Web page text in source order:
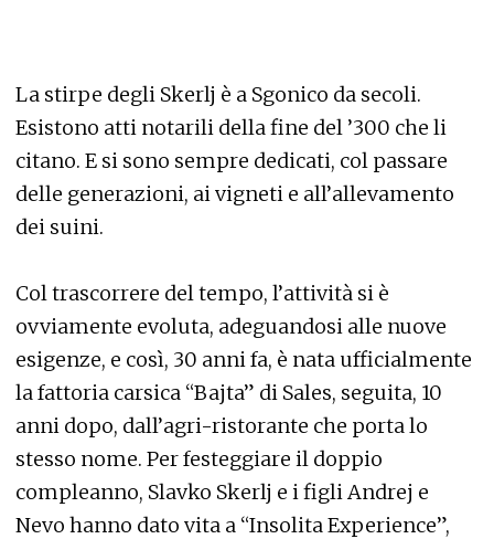
La stirpe degli Skerlj è a Sgonico da secoli.
Esistono atti notarili della fine del ’300 che li
citano. E si sono sempre dedicati, col passare
delle generazioni, ai vigneti e all’allevamento
dei suini.
Col trascorrere del tempo, l’attività si è
ovviamente evoluta, adeguandosi alle nuove
esigenze, e così, 30 anni fa, è nata ufficialmente
la fattoria carsica “Bajta” di Sales, seguita, 10
anni dopo, dall’agri-ristorante che porta lo
stesso nome. Per festeggiare il doppio
compleanno, Slavko Skerlj e i figli Andrej e
Nevo hanno dato vita a “Insolita Experience”,